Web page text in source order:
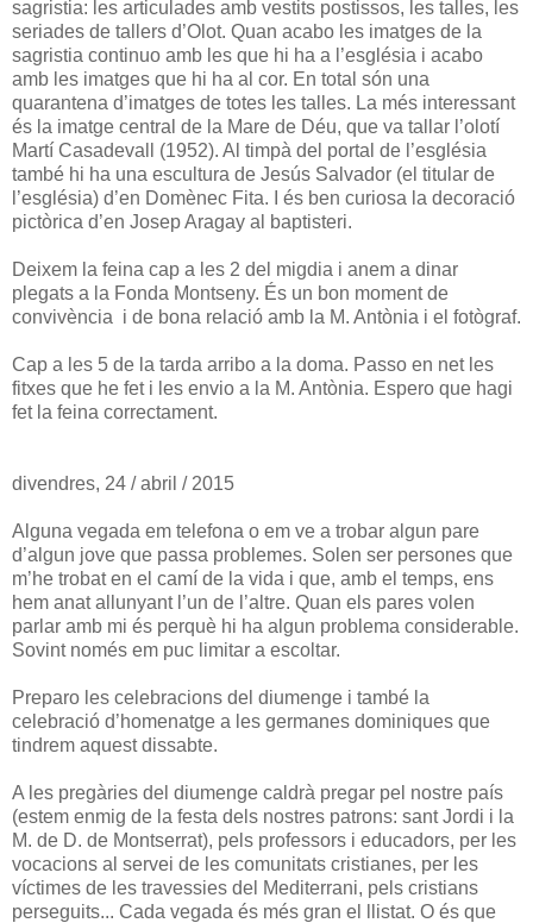
sagristia: les articulades amb vestits postissos, les talles, les
seriades de tallers d’Olot. Quan acabo les imatges de la
sagristia continuo amb les que hi ha a l’església i acabo
amb les imatges que hi ha al cor. En total són una
quarantena d’imatges de totes les talles. La més interessant
és la imatge central de la Mare de Déu, que va tallar l’olotí
Martí Casadevall (1952). Al timpà del portal de l’església
també hi ha una escultura de Jesús Salvador (el titular de
l’església) d’en Domènec Fita. I és ben curiosa la decoració
pictòrica d’en Josep Aragay al baptisteri.
Deixem la feina cap a les 2 del migdia i anem a dinar
plegats a la Fonda Montseny. És un bon moment de
convivència i de bona relació amb la M. Antònia i el fotògraf.
Cap a les 5 de la tarda arribo a la doma. Passo en net les
fitxes que he fet i les envio a la M. Antònia. Espero que hagi
fet la feina correctament.
divendres, 24 / abril / 2015
Alguna vegada em telefona o em ve a trobar algun pare
d’algun jove que passa problemes. Solen ser persones que
m’he trobat en el camí de la vida i que, amb el temps, ens
hem anat allunyant l’un de l’altre. Quan els pares volen
parlar amb mi és perquè hi ha algun problema considerable.
Sovint només em puc limitar a escoltar.
Preparo les celebracions del diumenge i també la
celebració d’homenatge a les germanes dominiques que
tindrem aquest dissabte.
A les pregàries del diumenge caldrà pregar pel nostre país
(estem enmig de la festa dels nostres patrons: sant Jordi i la
M. de D. de Montserrat), pels professors i educadors, per les
vocacions al servei de les comunitats cristianes, per les
víctimes de les travessies del Mediterrani, pels cristians
perseguits... Cada vegada és més gran el llistat. O és que